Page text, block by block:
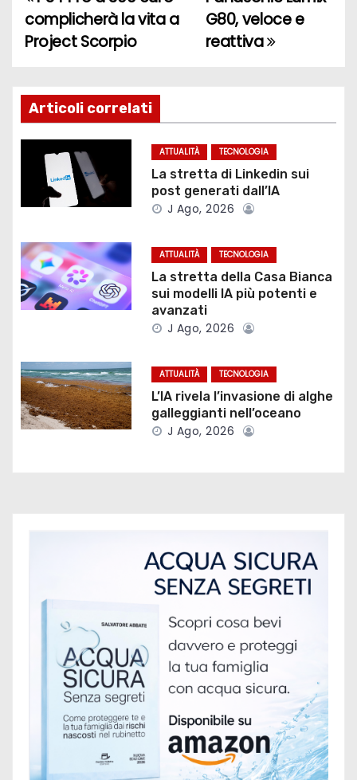
a
i
g
z
i
o
n
a
r
t
o
G80, veloce e
reattiva
complicherà la vita a
Project Scorpio
Articoli correlati
ATTUALITÀ TECNOLOGIA
La stretta di Linkedin sui
post generati dall’IA
J Ago, 2026
ATTUALITÀ TECNOLOGIA
La stretta della Casa Bianca
sui modelli IA più potenti e
avanzati
J Ago, 2026
ATTUALITÀ TECNOLOGIA
L’IA rivela l’invasione di alghe
galleggianti nell’oceano
J Ago, 2026